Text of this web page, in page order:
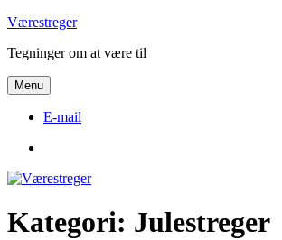
Videre
indhold
Værestreger
Tegninger om at være til
Menu
E-mail
Kategori: Julestreger